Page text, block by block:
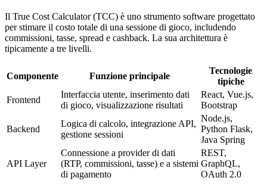
Il True Cost Calculator (TCC) è uno strumento software progettato
per stimare il costo totale di una sessione di gioco, includendo
commissioni, tasse, spread e cashback. La sua architettura è
tipicamente a tre livelli.
Componente Funzione principale
Tecnologie
tipiche
Frontend
Interfaccia utente, inserimento dati
di gioco, visualizzazione risultati
React, Vue.js,
Bootstrap
Backend
Logica di calcolo, integrazione API,
gestione sessioni
Node.js,
Python Flask,
Java Spring
API Layer
Connessione a provider di dati
(RTP, commissioni, tasse) e a sistemi
di pagamento
REST,
GraphQL,
OAuth 2.0